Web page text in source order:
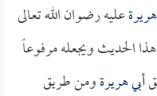
عليه رضوان الله تعالى
الحديث ويجعله مرفوعاً
أبي هريرةومن طريق